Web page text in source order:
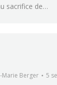
sacrifice de…
Marie Berger 5